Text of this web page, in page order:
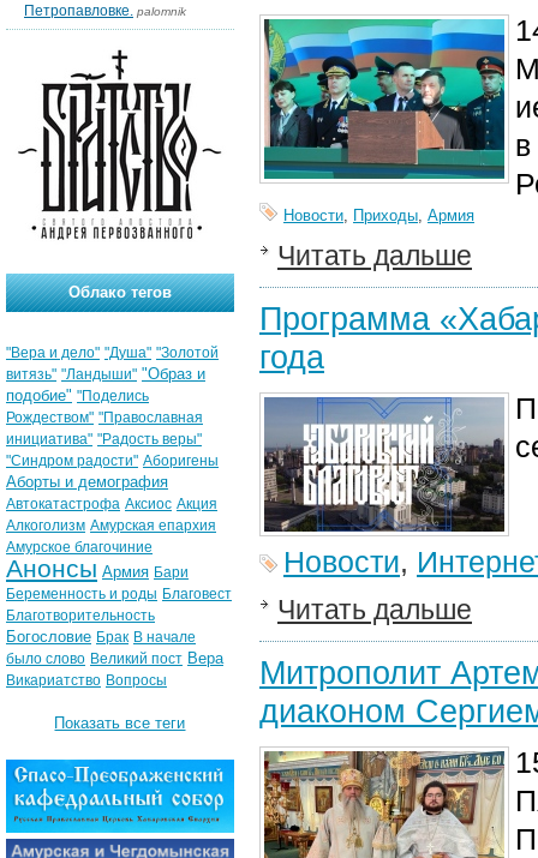
Новости, Приходы, Армия
Читать дальше
Программа
года
Новости,
Читать дальше
Митрополит
диаконом
Петропавловке. palomnik
Облако тегов
"Вера и дело" "Душа" "Золотой
витязь" "Ландыши" "Образ и
подобие" "Поделись
Рождеством" "Православная
инициатива" "Радость веры"
"Синдром радости" Аборигены
Аборты и демография
Автокатастрофа Аксиос Акция
Алкоголизм Амурская епархия
Амурское благочиние
Анонсы Армия Бари
Беременность и роды Благовест
Благотворительность
Богословие Брак В начале
было слово Великий пост Вера
Викариатство Вопросы
Показать все теги